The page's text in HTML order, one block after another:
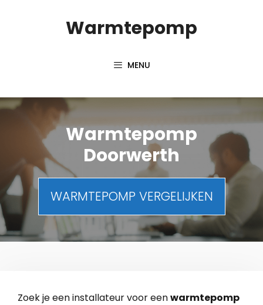
Warmtepomp
MENU
Warmtepomp
Doorwerth
WARMTEPOMP VERGELIJKEN
Zoek je een installateur voor eenwarmtepomp